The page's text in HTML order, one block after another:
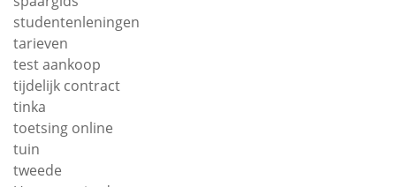
studentenleningen
tarieven
test aankoop
tijdelijk contract
tinka
toetsing online
tuin
tweede